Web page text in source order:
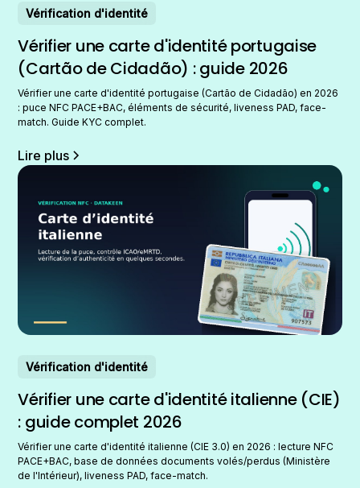
Vérification d'identité
Vérifier une carte d'identité portugaise
(Cartão de Cidadão) : guide 2026
Vérifier une carte d'identité portugaise (Cartão de Cidadão) en 2026
: puce NFC PACE+BAC, éléments de sécurité, liveness PAD, face-
match. Guide KYC complet.
Lire plus
Vérification d'identité
Vérifier une carte d'identité italienne (CIE)
: guide complet 2026
Vérifier une carte d'identité italienne (CIE 3.0) en 2026 : lecture NFC
PACE+BAC, base de données documents volés/perdus (Ministère
de l'Intérieur), liveness PAD, face-match.